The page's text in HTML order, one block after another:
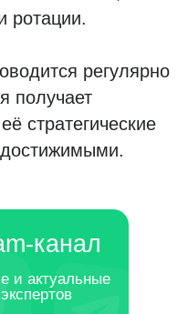
ротации.
регулярно
получает
стратегические
и актуальные
канал